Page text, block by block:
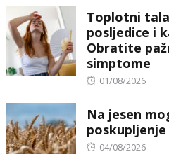
Toplotni
posljedice i
Obratite
simptome
Posted
01/08/2026
Na jesen
Posted
04/08/2026